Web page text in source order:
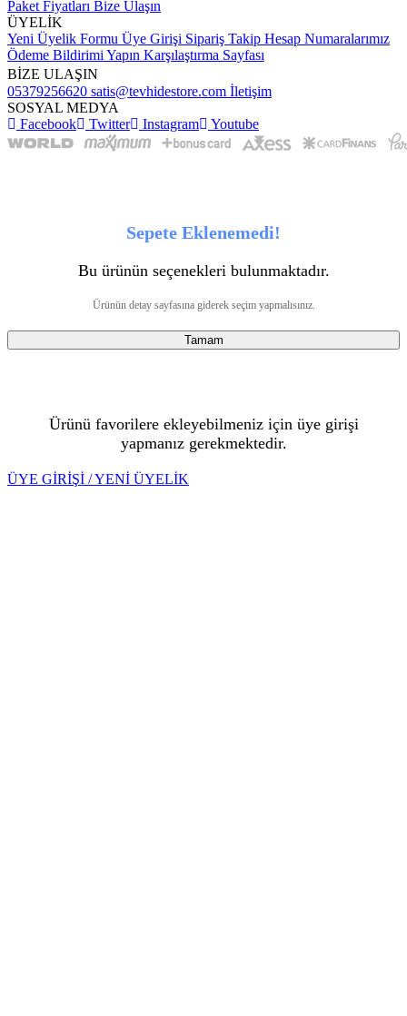
Paket Fiyatları Bize Ulaşın
ÜYELİK
Yeni Üyelik Formu Üye Girişi Sipariş Takip Hesap Numaralarımız
Ödeme Bildirimi Yapın Karşılaştırma Sayfası
BİZE ULAŞIN
05379256620 satis@tevhidestore.com İletişim
SOSYAL MEDYA
Facebook
Twitter Instagram Youtube
Sepete Eklenemedi!
Bu ürünün seçenekleri bulunmaktadır.
Ürünün detay sayfasına giderek seçim yapmalısınız.
Tamam
Ürünü favorilere ekleyebilmeniz için üye girişi
yapmanız gerekmektedir.
ÜYE GİRİŞİ / YENİ ÜYELİK